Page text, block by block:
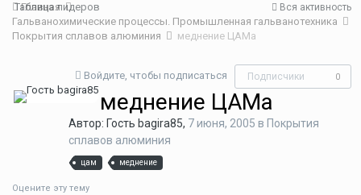
Таблица лидеров Вся активность
Главная
Гальванохимические процессы. Промышленная гальванотехника
Покрытия сплавов алюминия
меднение ЦАМа
Войдите, чтобы подписаться Подписчики 0
меднение ЦАМа
Автор: Гость bagira85, 7 июня, 2005 в Покрытия
сплавов алюминия
цам меднение
Оцените эту тему